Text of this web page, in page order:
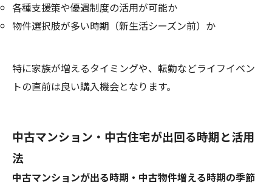
各種支援策や優遇制度の活用が可能か
物件選択肢が多い時期（新生活シーズン前）か
特に家族が増えるタイミングや、転勤などライフイベン
トの直前は良い購入機会となります。
中古マンション・中古住宅が出回る時期と活用
法
中古マンションが出る時期・中古物件増える時期の季節